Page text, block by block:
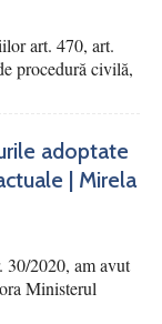
art. 470, art.
procedură civilă,
adoptate
| Mirela
30/2020, am avut
Ministerul